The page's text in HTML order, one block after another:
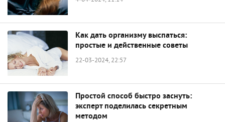
Как дать организму выспаться:
простые и действенные советы
22-03-2024, 22:57
Простой способ быстро заснуть:
эксперт поделилась секретным
методом